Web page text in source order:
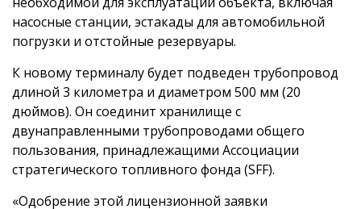
насосные станции, эстакады для автомобильной
погрузки и отстойные резервуары.
К новому терминалу будет подведен трубопровод
длиной 3 километра и диаметром 500 мм (20
дюймов). Он соединит хранилище с
двунаправленными трубопроводами общего
пользования, принадлежащими Ассоциации
стратегического топливного фонда (SFF).
«Одобрение этой лицензионной заявки